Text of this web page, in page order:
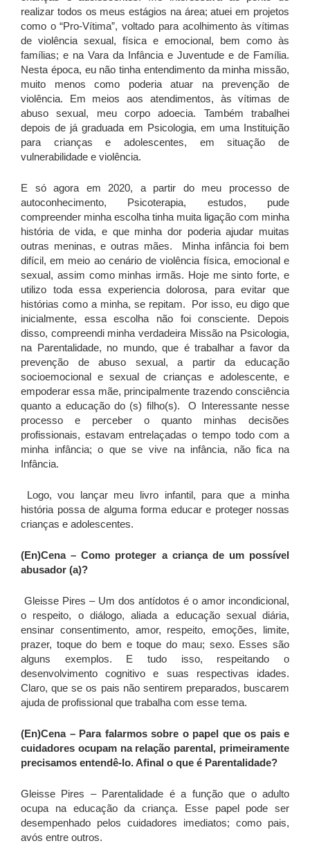
realizar todos os meus estágios na área; atuei em projetos
como o “Pro-Vítima”, voltado para acolhimento às vítimas
de violência sexual, física e emocional, bem como às
famílias; e na Vara da Infância e Juventude e de Família.
Nesta época, eu não tinha entendimento da minha missão,
muito menos como poderia atuar na prevenção de
violência. Em meios aos atendimentos, às vítimas de
abuso sexual, meu corpo adoecia. Também trabalhei
depois de já graduada em Psicologia, em uma Instituição
para crianças e adolescentes, em situação de
vulnerabilidade e violência.
E só agora em 2020, a partir do meu processo de
autoconhecimento, Psicoterapia, estudos, pude
compreender minha escolha tinha muita ligação com minha
história de vida, e que minha dor poderia ajudar muitas
outras meninas, e outras mães. Minha infância foi bem
difícil, em meio ao cenário de violência física, emocional e
sexual, assim como minhas irmãs. Hoje me sinto forte, e
utilizo toda essa experiencia dolorosa, para evitar que
histórias como a minha, se repitam. Por isso, eu digo que
inicialmente, essa escolha não foi consciente. Depois
disso, compreendi minha verdadeira Missão na Psicologia,
na Parentalidade, no mundo, que é trabalhar a favor da
prevenção de abuso sexual, a partir da educação
socioemocional e sexual de crianças e adolescente, e
empoderar essa mãe, principalmente trazendo consciência
quanto a educação do (s) filho(s). O Interessante nesse
processo e perceber o quanto minhas decisões
profissionais, estavam entrelaçadas o tempo todo com a
minha infância; o que se vive na infância, não fica na
Infância.
Logo, vou lançar meu livro infantil, para que a minha
história possa de alguma forma educar e proteger nossas
crianças e adolescentes.
(En)Cena – Como proteger a criança de um possível
abusador (a)?
Gleisse Pires – Um dos antídotos é o amor incondicional,
o respeito, o diálogo, aliada a educação sexual diária,
ensinar consentimento, amor, respeito, emoções, limite,
prazer, toque do bem e toque do mau; sexo. Esses são
alguns exemplos. E tudo isso, respeitando o
desenvolvimento cognitivo e suas respectivas idades.
Claro, que se os pais não sentirem preparados, buscarem
ajuda de profissional que trabalha com esse tema.
(En)Cena – Para falarmos sobre o papel que os pais e
cuidadores ocupam na relação parental, primeiramente
precisamos entendê-lo. Afinal o que é Parentalidade?
Gleisse Pires – Parentalidade é a função que o adulto
ocupa na educação da criança. Esse papel pode ser
desempenhado pelos cuidadores imediatos; como pais,
avós entre outros.